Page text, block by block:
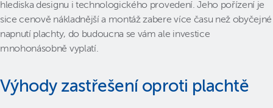
hlediska designu i technologického provedení. Jeho pořízení je
sice cenově nákladnější a montáž zabere více času než obyčejné
napnutí plachty, do budoucna se vám ale investice
mnohonásobně vyplatí.
Výhody zastřešení oproti plachtě